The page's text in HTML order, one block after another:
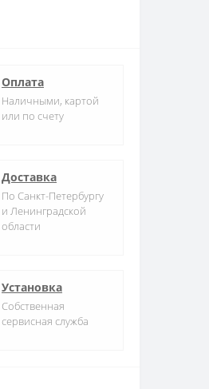
Оплата
Наличными, картой
или по счету
Доставка
По Санкт-Петербургу
и Ленинградской
области
Установка
Собственная
сервисная служба